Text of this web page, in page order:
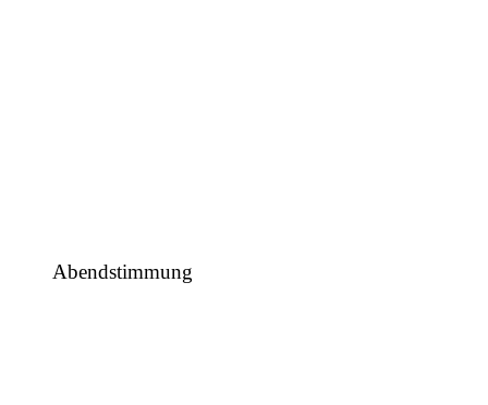
Abendstimmung